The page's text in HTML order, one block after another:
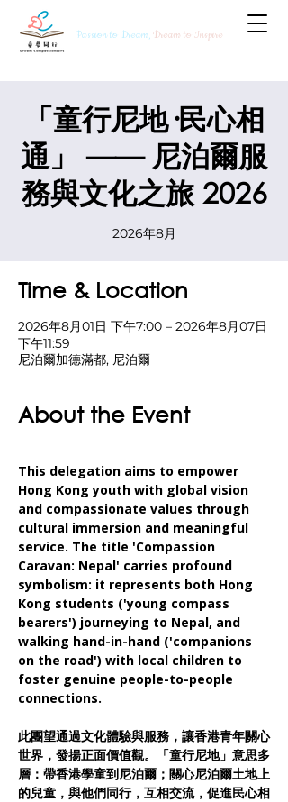
Passion to Dream, Dream to Inspire
「童行尼地·民心相
通」 —— 尼泊爾服
務與文化之旅 2026
2026年8月
Time & Location
2026年8月01日 下午7:00 – 2026年8月07日
下午11:59
尼泊爾加德滿都, 尼泊爾
About the Event
This delegation aims to empower
Hong Kong youth with global vision
and compassionate values through
cultural immersion and meaningful
service. The title 'Compassion
Caravan: Nepal' carries profound
symbolism: it represents both Hong
Kong students ('young compass
bearers') journeying to Nepal, and
walking hand-in-hand ('companions
on the road') with local children to
foster genuine people-to-people
connections.
此團望通過文化體驗與服務，讓香港青年關心
世界，發揚正面價值觀。「童行尼地」意思多
層：帶香港學童到尼泊爾；關心尼泊爾土地上
的兒童，與他們同行，互相交流，促進民心相